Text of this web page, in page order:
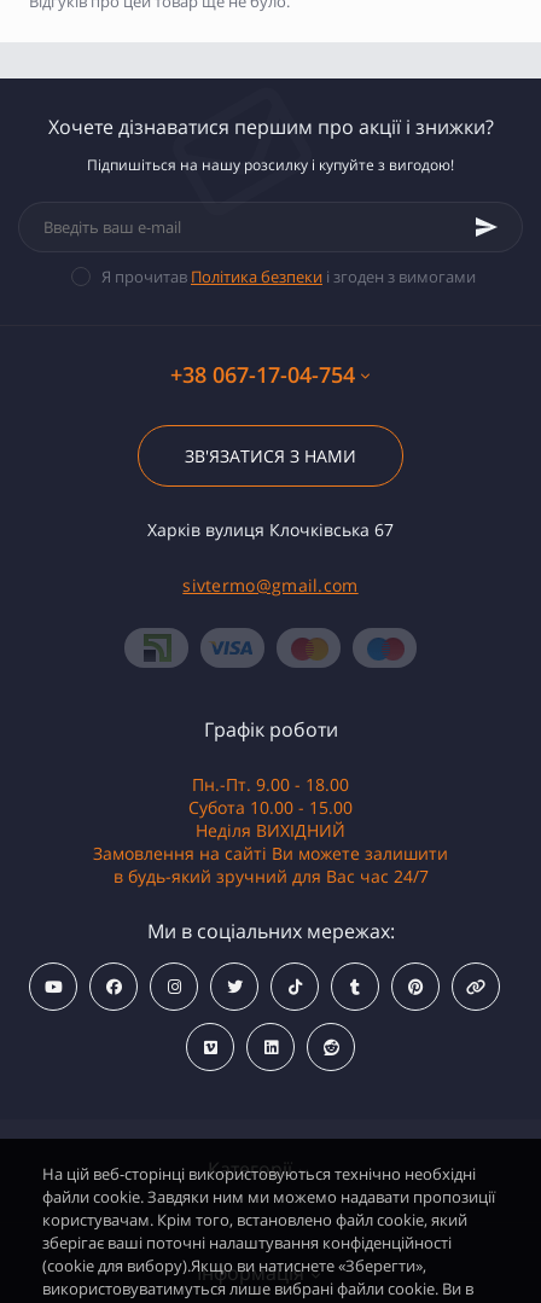
Хочете дізнаватися першим про акції і знижки?
Підпишіться на нашу розсилку і купуйте з вигодою!
Я прочитав Політика безпеки і згоден з вимогами
+38 067-17-04-754
ЗВ'ЯЗАТИСЯ З НАМИ
Харків вулиця Клочківська 67
sivtermo@gmail.com
Категорії
Водонагрівачі електричні
Інформація
Графік роботи
Пн.-Пт. 9.00 - 18.00
Субота 10.00 - 15.00
Неділя ВИХІДНИЙ
Замовлення на сайті Ви можете залишити
в будь-який зручний для Вас час 24/7
Ми в соціальних мережах:
На цій веб-сторінці використовуються технічно необхідні
файли cookie. Завдяки ним ми можемо надавати пропозиції
користувачам. Крім того, встановлено файл cookie, який
зберігає ваші поточні налаштування конфіденційності
(cookie для вибору).Якщо ви натиснете «Зберегти»,
використовуватимуться лише вибрані файли cookie. Ви в